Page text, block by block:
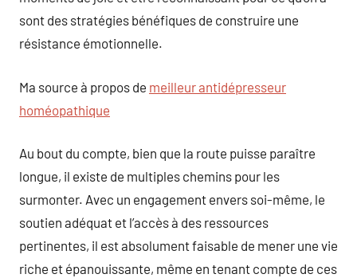
sont des stratégies bénéfiques de construire une
résistance émotionnelle.
Ma source à propos de meilleur antidépresseur
homéopathique
Au bout du compte, bien que la route puisse paraître
longue, il existe de multiples chemins pour les
surmonter. Avec un engagement envers soi-même, le
soutien adéquat et l’accès à des ressources
pertinentes, il est absolument faisable de mener une vie
riche et épanouissante, même en tenant compte de ces